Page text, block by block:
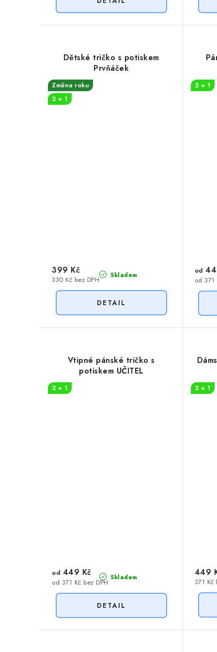
Dětské tričko s potiskem
Prvňáček
Změna roku
2 + 1
Skladem
330 Kč bez DPH
399 Kč
2 + 1
od 371
od
Vtipné pánské tričko s
potiskem UČITEL
2 + 1
Skladem
od 371 Kč bez DPH
od 449 Kč
2 + 1
371 Kč
449